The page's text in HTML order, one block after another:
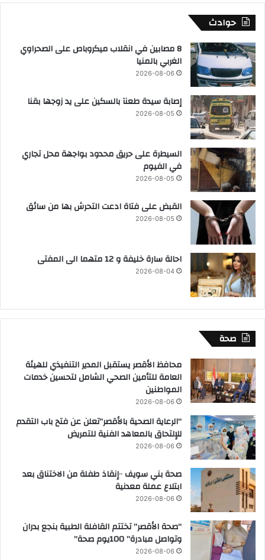
حوادث
8 مصابين في انقلاب ميكروباص على الصحراوي
الغربي بالمنيا
2026-08-06
إصابة سيدة طعنآ بالسكين على يد زوجها بقنا
2026-08-05
السيطرة على حريق محدود بواجهة محل تجاري
في الفيوم
2026-08-05
القبض على فتاة ادعت التحرش بها من سائق
2026-08-05
احالة سارة خليفة و 12 متهما الى المفتى
2026-08-04
صحة
محافظ الأقصر يستقبل المدير التنفيذي للهيئة
العامة للتأمين الصحي الشامل لتحسين خدمات
المواطنين
2026-08-06
“الرعاية الصحية بالأقصر”تعلن عن فتح باب التقدم
للإلتحاق بالمعاهد الفنية للتمريض
2026-08-06
صحة بني سويف ٠٠إنقاذ طفلة من الاختناق بعد
ابتلاع عملة معدنية
2026-08-06
“صحة الأقصر” تختتم القافلة الطبية بنجع بدران
وتواصل مبادرة” 100يوم صحة”
2026-08-06